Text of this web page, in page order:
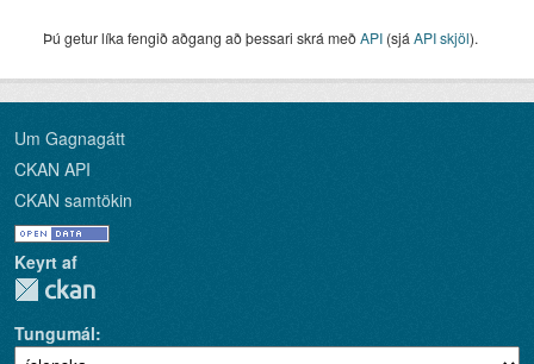
Þú getur líka fengið aðgang að þessari skrá meðAPI (sjá API skjöl).
Um Gagnagátt
CKAN API
CKAN samtökin
Keyrt af
Tungumál